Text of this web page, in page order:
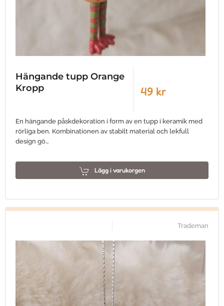
Hängande tupp Orange
Kropp
49 kr
En hängande påskdekoration i form av en tupp i keramik med
rörliga ben. Kombinationen av stabilt material och lekfull
design gö…
Lägg i varukorgen
Trademan